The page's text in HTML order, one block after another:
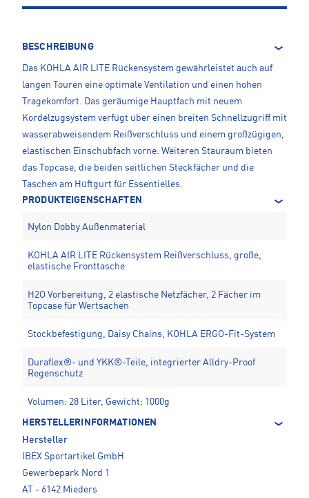
BESCHREIBUNG
Das KOHLA AIR LITE Rückensystem gewährleistet auch auf
langen Touren eine optimale Ventilation und einen hohen
Tragekomfort. Das geräumige Hauptfach mit neuem
Kordelzugsystem verfügt über einen breiten Schnellzugriff mit
wasserabweisendem Reißverschluss und einem großzügigen,
elastischen Einschubfach vorne. Weiteren Stauraum bieten
das Topcase, die beiden seitlichen Steckfächer und die
Taschen am Hüftgurt für Essentielles.
PRODUKTEIGENSCHAFTEN
Nylon Dobby Außenmaterial
KOHLA AIR LITE Rückensystem Reißverschluss, große,
elastische Fronttasche
H2O Vorbereitung, 2 elastische Netzfächer, 2 Fächer im
Topcase für Wertsachen
Stockbefestigung, Daisy Chains, KOHLA ERGO-Fit-System
Duraflex®- und YKK®-Teile, integrierter Alldry-Proof
Regenschutz
Volumen: 28 Liter, Gewicht: 1000g
HERSTELLERINFORMATIONEN
Hersteller
IBEX Sportartikel GmbH
Gewerbepark Nord 1
AT - 6142 Mieders